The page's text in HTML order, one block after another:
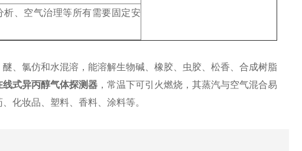
、空气治理等所有需要固定安
、氯仿和水混溶，能溶解生物碱、橡胶、虫胶、松香、合成树脂
线式异丙醇气体探测器，常温下可引火燃烧，其蒸汽与空气混合易
化妆品、塑料、香料、涂料等。